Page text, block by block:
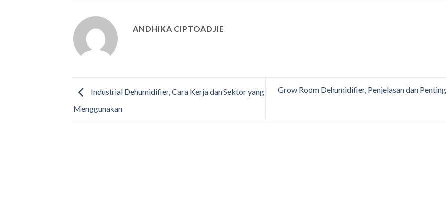
ANDHIKA CIPTOADJIE
Industrial Dehumidifier, Cara Kerja dan Sektor yang
Menggunakan
Grow Room Dehumidifier, Penjelasan dan